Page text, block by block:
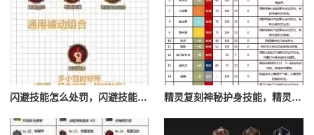
闪避技能怎么处罚，闪避技能怎么处罚队友 精灵复刻神秘护身技能，精灵复刻攻略